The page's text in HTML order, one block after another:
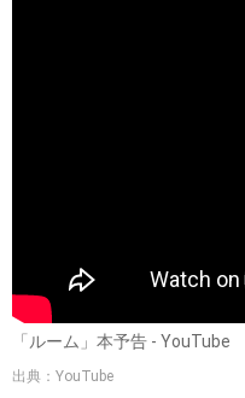
「ルーム」本予告 - YouTube
出典：YouTube